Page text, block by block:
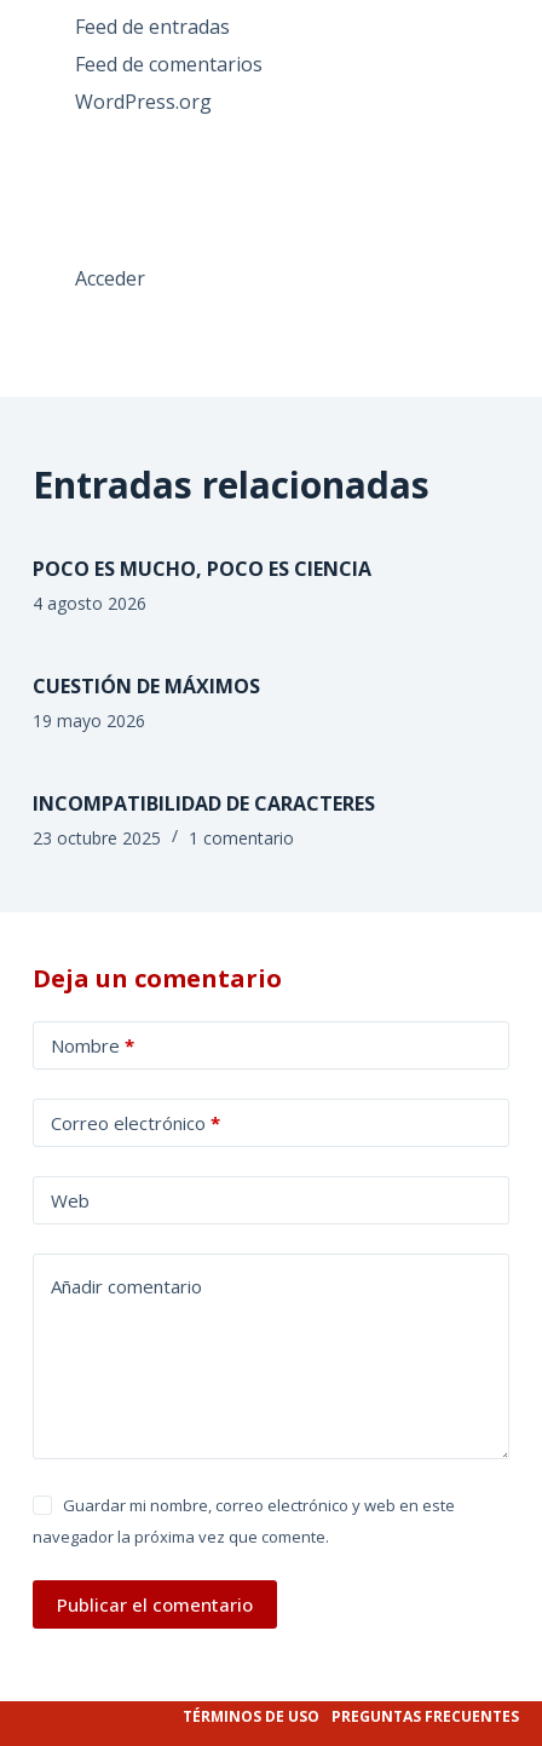
Feed de entradas
Feed de comentarios
WordPress.org
Acceder
Entradas relacionadas
POCO ES MUCHO, POCO ES CIENCIA
4 agosto 2026
CUESTIÓN DE MÁXIMOS
19 mayo 2026
INCOMPATIBILIDAD DE CARACTERES
23 octubre 2025 1 comentario
Deja un comentario
Nombre *
Correo electrónico *
Web
Añadir comentario
Guardar mi nombre, correo electrónico y web en este
navegador la próxima vez que comente.
Publicar el comentario
l
t
a
t
TÉRMINOS DE USO PREGUNTAS FRECUENTES